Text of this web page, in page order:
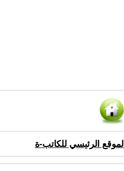
الموقع الرئيسي للكاتب-ة